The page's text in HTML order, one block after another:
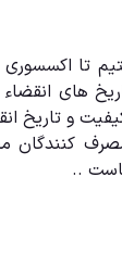
تا
های
و تاریخ
کنندگان
..